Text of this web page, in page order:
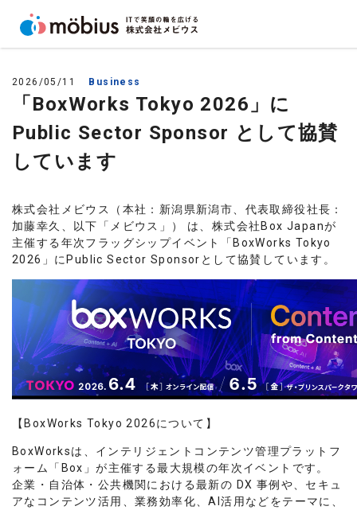
2026/05/11 Business
「BoxWorks Tokyo 2026」に
Public Sector Sponsor として協賛
しています
株式会社メビウス（本社：新潟県新潟市、代表取締役社長：
加藤幸久、以下「メビウス」） は、株式会社Box Japanが
主催する年次フラッグシップイベント「BoxWorks Tokyo
2026」にPublic Sector Sponsorとして協賛しています。
【BoxWorks Tokyo 2026について】
BoxWorksは、 インテリジェントコンテンツ管理プラットフ
ォーム
「Box」が主催する最大規模の年次イベントです。
企業・自治体・公共機関における最新の DX 事例や、セキュ
アなコンテンツ活用、業務効率化、AI活用などをテーマに、